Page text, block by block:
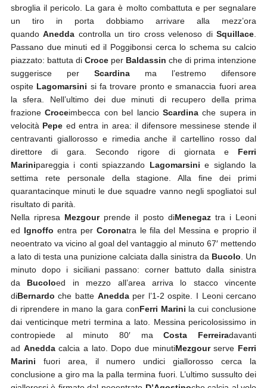
sbroglia il pericolo. La gara è molto combattuta e per segnalare
un tiro in porta dobbiamo arrivare alla mezz’ora
quandoAnedda controlla un tiro cross velenoso diSquillace
Passano due minuti ed il Poggibonsi cerca lo schema su calcio
piazzato: battuta di Croceper Baldassin che di prima intenzione
suggerisce per Scardinama l’estremo difensore
ospite Lagomarsini si fa trovare pronto e smanaccia fuori area
la sfera. Nell’ultimo dei due minuti di recupero della prima
frazioneCroceimbecca con bel lancio Scardinache supera in
velocità Pepe ed entra in area: il difensore messinese stende il
centravanti giallorosso e rimedia anche il cartellino rosso dal
direttore di gara. Secondo rigore di giornata e Ferri
Marinipareggia i conti spiazzando Lagomarsini e siglando la
settima rete personale della stagione. Alla fine dei primi
quarantacinque minuti le due squadre vanno negli spogliatoi sul
risultato di parità.
Nella ripresa Mezgourprende il posto diMenegaztra i Leoni
ed Ignoffo entra per Coronatra le fila del Messina e proprio il
neoentrato va vicino al goal del vantaggio al minuto 67′ mettendo
a lato di testa una punizione calciata dalla sinistra da Bucolo . Un
minuto dopo i siciliani passano: corner battuto dalla sinistra
da Bucoloed in mezzo all’area arriva lo stacco vincente
diBernardo che batte Aneddaper l’1-2 ospite. I Leoni cercano
di riprendere in mano la gara conFerri Marini la cui conclusione
dai venticinque metri termina a lato. Messina pericolosissimo in
contropiede al minuto 80′ maCosta Ferreiradavanti
ad Aneddacalcia a lato. Dopo due minutiMezgourserve Ferri
Marini fuori area, il numero undici giallorosso cerca la
conclusione a giro ma la palla termina fuori. L’ultimo sussulto dei